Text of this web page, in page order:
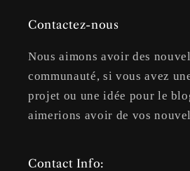
Contactez-nous
Nous aimons avoir des
communauté, si vous avez
projet ou une idée pour le
aimerions avoir de vos
Contact Info: